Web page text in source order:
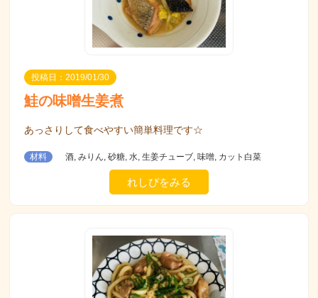
投稿日：2019/01/30
鮭の味噌生姜煮
あっさりして食べやすい簡単料理です☆
材料 酒, みりん, 砂糖, 水, 生姜チューブ, 味噌, カット白菜
れしぴをみる